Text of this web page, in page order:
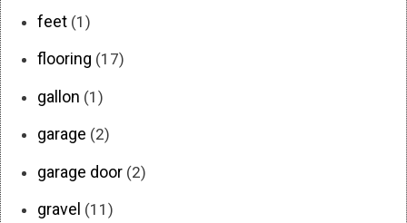
feet (1)
flooring (17)
gallon (1)
garage (2)
garage door (2)
gravel (11)